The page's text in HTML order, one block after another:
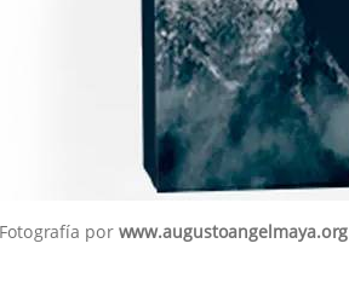
Fotografía por www.augustoangelmaya.org